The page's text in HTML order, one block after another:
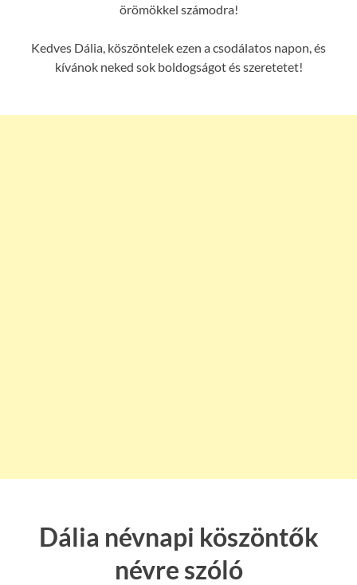
örömökkel számodra!
Kedves Dália, köszöntelek ezen a csodálatos napon, és
kívánok neked sok boldogságot és szeretetet!
Dália névnapi köszöntők
névre szóló